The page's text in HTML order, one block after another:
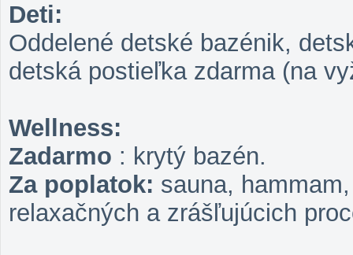
Deti:
Oddelené detské bazénik,
detská postieľka zdarma (na
Wellness:
Zadarmo : krytý bazén.
Za poplatok: sauna,
relaxačných a zrášľujúcich